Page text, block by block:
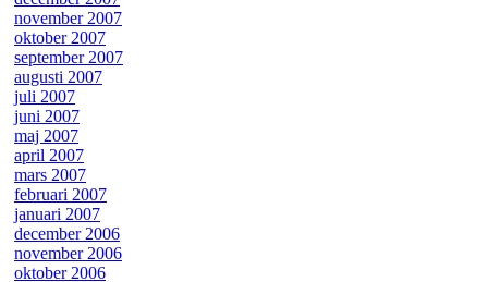
november 2007
oktober 2007
september 2007
augusti 2007
juli 2007
juni 2007
maj 2007
april 2007
mars 2007
februari 2007
januari 2007
december 2006
november 2006
oktober 2006